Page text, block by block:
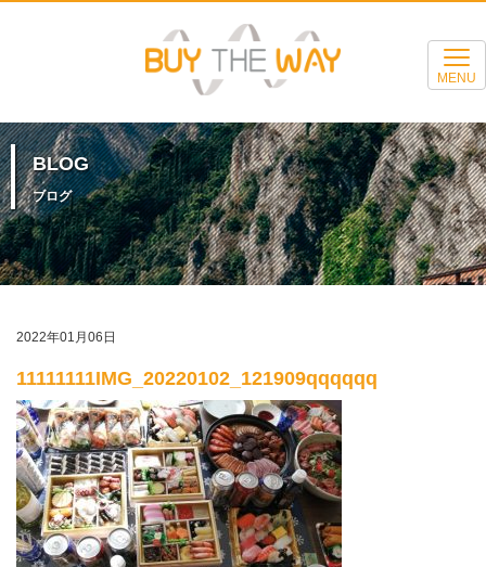
MENU
BLOG
ブログ
2022年01月06日
11111111IMG_20220102_121909qqqqqq